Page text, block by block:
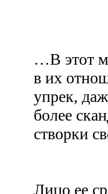
…В этот
в их
упрек,
более
створки
Лицо ее